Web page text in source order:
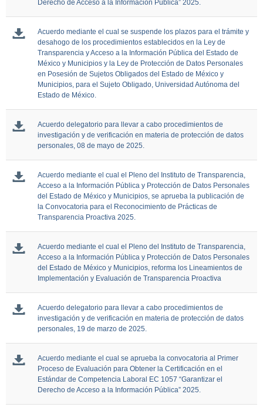
Derecho de Acceso a la Información Pública” 2025.
Acuerdo mediante el cual se suspende los plazos para el trámite y
desahogo de los procedimientos establecidos en la Ley de
Transparencia y Acceso a la Información Pública del Estado de
México y Municipios y la Ley de Protección de Datos Personales
en Posesión de Sujetos Obligados del Estado de México y
Municipios, para el Sujeto Obligado, Universidad Autónoma del
Estado de México.
Acuerdo delegatorio para llevar a cabo procedimientos de
investigación y de verificación en materia de protección de datos
personales, 08 de mayo de 2025.
Acuerdo mediante el cual el Pleno del Instituto de Transparencia,
Acceso a la Información Pública y Protección de Datos Personales
del Estado de México y Municipios, se aprueba la publicación de
la Convocatoria para el Reconocimiento de Prácticas de
Transparencia Proactiva 2025.
Acuerdo mediante el cual el Pleno del Instituto de Transparencia,
Acceso a la Información Pública y Protección de Datos Personales
del Estado de México y Municipios, reforma los Lineamientos de
Implementación y Evaluación de Transparencia Proactiva
Acuerdo delegatorio para llevar a cabo procedimientos de
investigación y de verificación en materia de protección de datos
personales, 19 de marzo de 2025.
Acuerdo mediante el cual se aprueba la convocatoria al Primer
Proceso de Evaluación para Obtener la Certificación en el
Estándar de Competencia Laboral EC 1057 “Garantizar el
Derecho de Acceso a la Información Pública” 2025.